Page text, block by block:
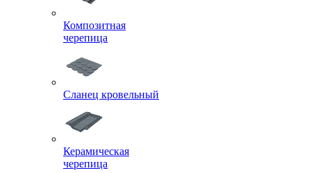
Композитная
черепица
Сланец кровельный
Керамическая
черепица